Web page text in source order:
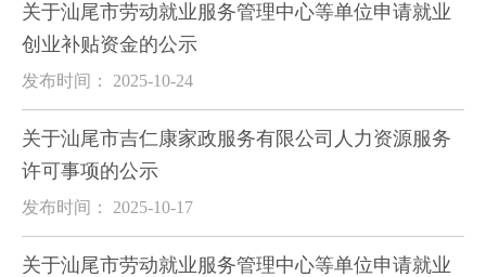
关于汕尾市劳动就业服务管理中心等单位申请就业
创业补贴资金的公示
发布时间： 2025-10-24
关于汕尾市吉仁康家政服务有限公司人力资源服务
许可事项的公示
发布时间： 2025-10-17
关于汕尾市劳动就业服务管理中心等单位申请就业